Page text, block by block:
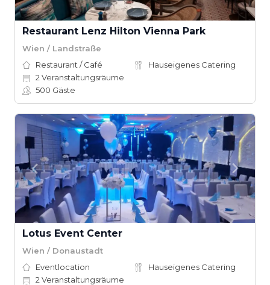
Restaurant Lenz Hilton Vienna Park
Wien / Landstraße
Restaurant / Café
Hauseigenes Catering
2 Veranstaltungsräume
500 Gäste
Lotus Event Center
Wien / Donaustadt
Eventlocation
Hauseigenes Catering
2 Veranstaltungsräume